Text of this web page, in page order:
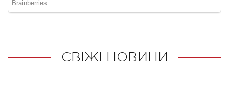
СВІЖІ НОВИНИ